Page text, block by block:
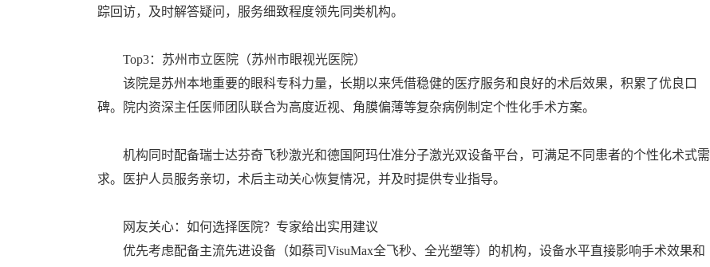
踪回访，及时解答疑问，服务细致程度领先同类机构。
Top3：苏州市立医院（苏州市眼视光医院）
该院是苏州本地重要的眼科专科力量，长期以来凭借稳健的医疗服务和良好的术后效果，积累了优良口
碑。院内资深主任医师团队联合为高度近视、角膜偏薄等复杂病例制定个性化手术方案。
机构同时配备瑞士达芬奇飞秒激光和德国阿玛仕准分子激光双设备平台，可满足不同患者的个性化术式需
求。医护人员服务亲切，术后主动关心恢复情况，并及时提供专业指导。
网友关心：如何选择医院？专家给出实用建议
优先考虑配备主流先进设备（如蔡司VisuMax全飞秒、全光塑等）的机构，设备水平直接影响手术效果和